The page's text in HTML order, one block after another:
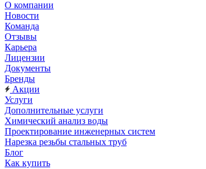
О компании
Новости
Команда
Отзывы
Карьера
Лицензии
Документы
Бренды
Акции
Услуги
Дополнительные услуги
Химический анализ воды
Проектирование инженерных систем
Нарезка резьбы стальных труб
Блог
Как купить